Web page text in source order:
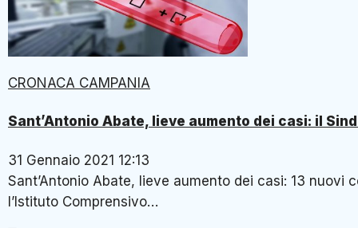
CRONACA CAMPANIA
Sant’Antonio Abate, lieve aumento dei casi: il
31 Gennaio 2021 12:13
Sant’Antonio Abate, lieve aumento dei casi: 13
l’Istituto Comprensivo…